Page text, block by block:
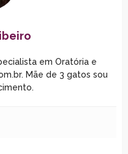
em Oratória e
Mãe de 3 gatos sou